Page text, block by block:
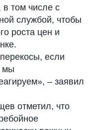
том числе с
службой, чтобы
роста цен и
если
мы
– заявил
отметил, что